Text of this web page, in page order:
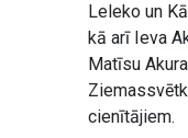
Leleko un
kā arī Ieva
Matīsu
cienītājiem.